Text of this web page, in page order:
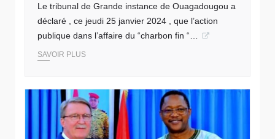
Le tribunal de Grande instance de Ouagadougou a
déclaré , ce jeudi 25 janvier 2024 , que l’action
publique dans l’affaire du “charbon fin “…
SAVOIR PLUS
Crédit photo Minutes.Bf